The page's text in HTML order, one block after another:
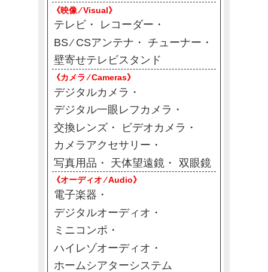
《映像 ⁄ Visual》
テレビ
レコーダー
BS ⁄ CSアンテナ
チューナー
壁寄せテレビスタンド
《カメラ ⁄ Cameras》
デジタルカメラ
デジタル一眼レフカメラ
交換レンズ
ビデオカメラ
カメラアクセサリー
写真用品
天体望遠鏡 双眼鏡
《オーディオ ⁄ Audio》
電子楽器
デジタルオーディオ
ミニコンポ
ハイレゾオーディオ
ホームシアターシステム